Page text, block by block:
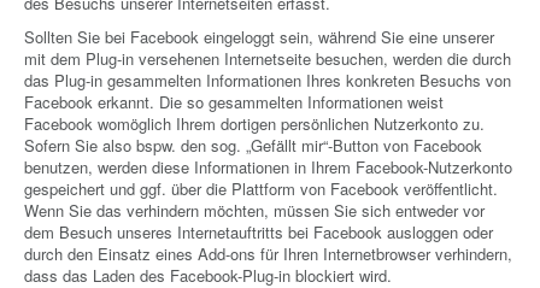
Sollten Sie bei Facebook eingeloggt sein, während Sie eine unserer
mit dem Plug-in versehenen Internetseite besuchen, werden die durch
das Plug-in gesammelten Informationen Ihres konkreten Besuchs von
Facebook erkannt. Die so gesammelten Informationen weist
Facebook womöglich Ihrem dortigen persönlichen Nutzerkonto zu.
Sofern Sie also bspw. den sog. „Gefällt mir“-Button von Facebook
benutzen, werden diese Informationen in Ihrem Facebook-Nutzerkonto
gespeichert und ggf. über die Plattform von Facebook veröffentlicht.
Wenn Sie das verhindern möchten, müssen Sie sich entweder vor
dem Besuch unseres Internetauftritts bei Facebook ausloggen oder
durch den Einsatz eines Add-ons für Ihren Internetbrowser verhindern,
dass das Laden des Facebook-Plug-in blockiert wird.